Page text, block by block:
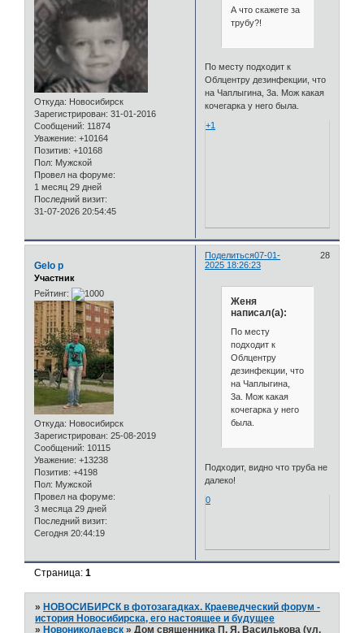
Участник
Рейтинг:
Откуда:Новосибирск
Зарегистрирован: 15-08-2009
Сообщений:4333
Уважение: +1511
Позитив: +1593
Пол:Мужской
Провел на форуме:
5 месяцев 15 дней
Последний визит:
Сегодня 18:00:49
Пускай будет
мясохладобойня на
Участник
Откуда:Новосибирск
Зарегистрирован: 11-01-2017
Сообщений:458
похожа на Чаплыгина,7.
+2